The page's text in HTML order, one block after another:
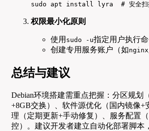
sudo apt install lyra  # 安全扫
权限最小化原则
使用 sudo -u指定用户执行
创建专用服务账户（如nginx
总结与建议
Debian环境搭建需重点把握：分区规划
+8GB交换）、软件源优化（国内镜像+
理（定期更新+手动修复）、服务配置
控）。建议开发者建立自动化部署脚本